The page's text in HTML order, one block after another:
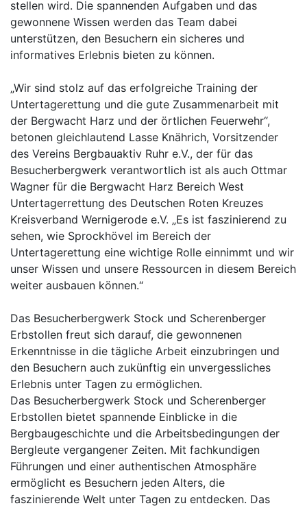
stellen wird. Die spannenden Aufgaben und das
gewonnene Wissen werden das Team dabei
unterstützen, den Besuchern ein sicheres und
informatives Erlebnis bieten zu können.
„Wir sind stolz auf das erfolgreiche Training der
Untertagerettung und die gute Zusammenarbeit mit
der Bergwacht Harz und der örtlichen Feuerwehr“,
betonen gleichlautend Lasse Knährich, Vorsitzender
des Vereins Bergbauaktiv Ruhr e.V., der für das
Besucherbergwerk verantwortlich ist als auch Ottmar
Wagner für die Bergwacht Harz Bereich West
Untertagerrettung des Deutschen Roten Kreuzes
Kreisverband Wernigerode e.V. „Es ist faszinierend zu
sehen, wie Sprockhövel im Bereich der
Untertagerettung eine wichtige Rolle einnimmt und wir
unser Wissen und unsere Ressourcen in diesem Bereich
weiter ausbauen können.“
Das Besucherbergwerk Stock und Scherenberger
Erbstollen freut sich darauf, die gewonnenen
Erkenntnisse in die tägliche Arbeit einzubringen und
den Besuchern auch zukünftig ein unvergessliches
Erlebnis unter Tagen zu ermöglichen.
Das Besucherbergwerk Stock und Scherenberger
Erbstollen bietet spannende Einblicke in die
Bergbaugeschichte und die Arbeitsbedingungen der
Bergleute vergangener Zeiten. Mit fachkundigen
Führungen und einer authentischen Atmosphäre
ermöglicht es Besuchern jeden Alters, die
faszinierende Welt unter Tagen zu entdecken. Das